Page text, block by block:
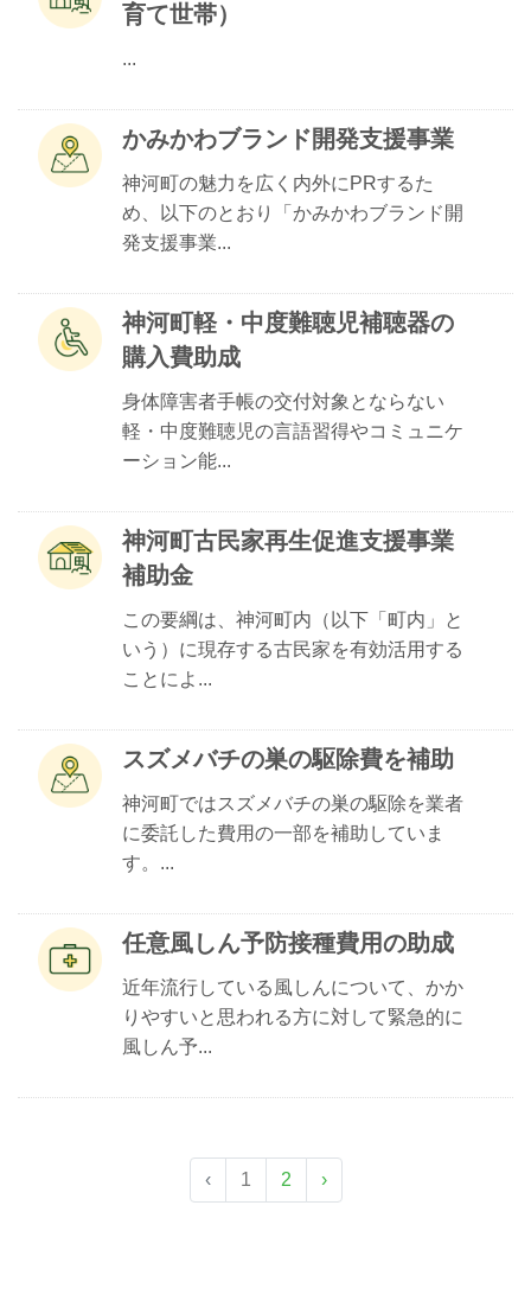
育て世帯）
...
かみかわブランド開発支援事業
神河町の魅力を広く内外にPRするた
め、以下のとおり「かみかわブランド開
発支援事業...
神河町軽・中度難聴児補聴器の
購入費助成
身体障害者手帳の交付対象とならない
軽・中度難聴児の言語習得やコミュニケ
ーション能...
神河町古民家再生促進支援事業
補助金
この要綱は、神河町内（以下「町内」と
いう）に現存する古民家を有効活用する
ことによ...
スズメバチの巣の駆除費を補助
神河町ではスズメバチの巣の駆除を業者
に委託した費用の一部を補助していま
す。...
任意風しん予防接種費用の助成
近年流行している風しんについて、かか
りやすいと思われる方に対して緊急的に
風しん予...
‹ 1 2 ›